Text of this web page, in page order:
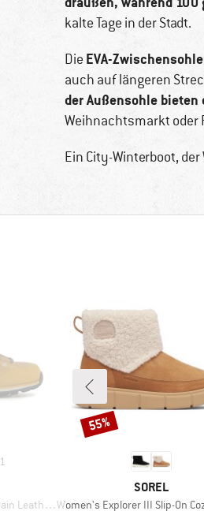
kalte Tage in der Stadt.
Die EVA-Zwischensohle
auch auf längeren
der Außensohle
Weihnachtsmarkt oder
Ein City-Winterboot,
1
Evo
MARKE
SOREL
Artikel
Women's Explorer III Slip-On Cozy
Rabatt
55%